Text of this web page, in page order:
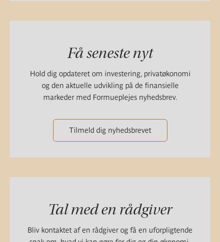
Få seneste nyt
Hold dig opdateret om investering, privatøkonomi
og den aktuelle udvikling på de finansielle
markeder med Formueplejes nyhedsbrev.
Tilmeld dig nyhedsbrevet
Tal med en rådgiver
Bliv kontaktet af en rådgiver og få en uforpligtende